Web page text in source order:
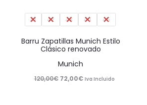
múltiples
Las
se
41 42 43 44 45
Barru Zapatillas Munich Estilo
Clásico renovado
Munich
120,00€ El
72,00€ElIva Incluido